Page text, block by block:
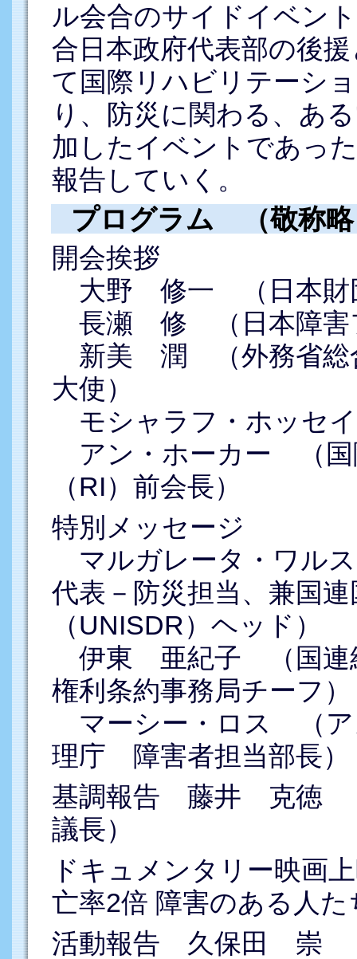
ル会合のサイドイベン
合日本政府代表部の後
て国際リハビリテーシ
り、防災に関わる、あ
加したイベントであっ
報告していく。
プログラム （敬称
開会挨拶
大野 修一 （日本財
長瀬 修 （日本障害
新美 潤 （外務省総
大使）
モシャラフ・ホッセ
アン・ホーカー （国
（RI）前会長）
特別メッセージ
マルガレータ・ワル
代表－防災担当、兼国
（UNISDR）ヘッド）
伊東 亜紀子 （国連
権利条約事務局チーフ）
マーシー・ロス （ア
理庁 障害者担当部長）
基調報告 藤井 克徳
議長）
ドキュメンタリー映画
亡率2倍 障害のある人
活動報告 久保田 崇